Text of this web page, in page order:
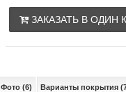
ЗАКАЗАТЬ В ОДИН
Фото (6) Варианты покрытия